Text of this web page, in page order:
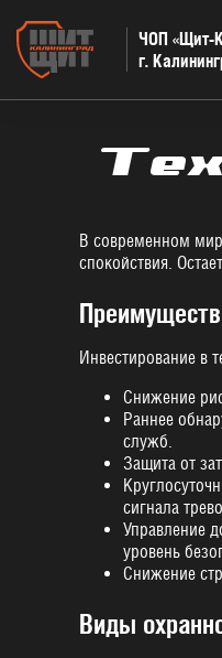
ЧОП «Щит-
г.
В современном
спокойствия.
Инвестирование в
Снижение
Раннее
служб.
Защита от
сигнала
Управление
уровень
Снижение
Виды